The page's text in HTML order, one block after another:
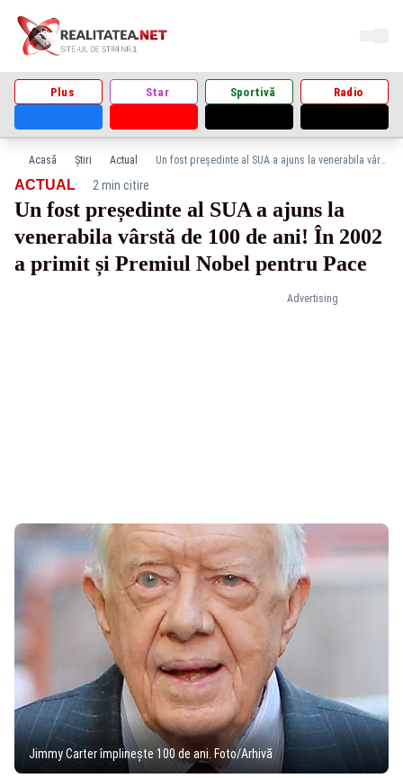
Plus Star Sportivă Radio
Acasă Știri Actual Un fost președinte al SUA a ajuns la venerabila vârstă de 100 de ani! În 2002 a primit și Premiul Nobel pentru Pace
Advertising
ACTUAL· 2 min citire
Un fost președinte al SUA a ajuns la
venerabila vârstă de 100 de ani! În 2002
a primit și Premiul Nobel pentru Pace
Jimmy Carter împlinește 100 de ani. Foto/Arhivă